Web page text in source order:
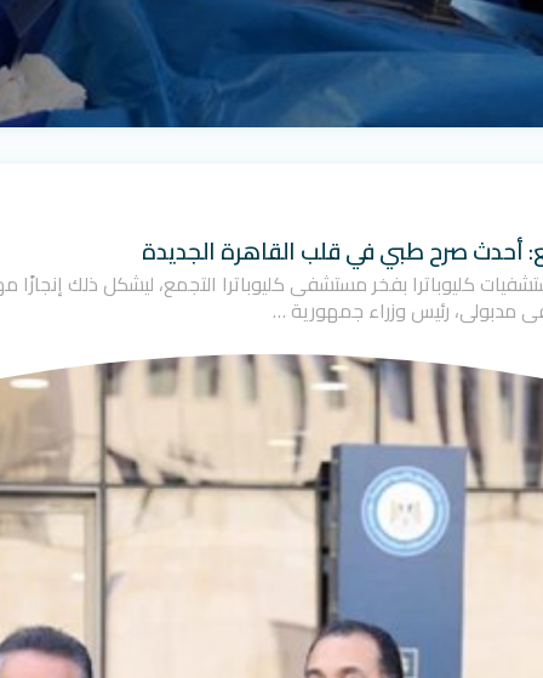
أحدث صرح طبي في قلب القاهرة الجديدة
مجموعة مستشفيات كليوباترا بفخر مستشفى كليوباترا التجمع، ليشكل ذلك
مدبولي، رئيس وزراء جمهورية …